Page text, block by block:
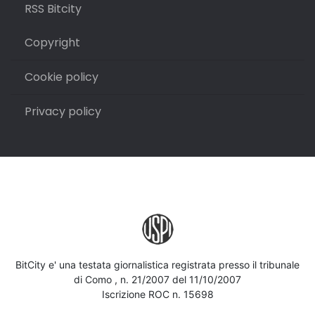
RSS Bitcity
Copyright
Cookie policy
Privacy policy
BitCity e' una testata giornalistica registrata presso il tribunale
di Como , n. 21/2007 del 11/10/2007
Iscrizione ROC n. 15698